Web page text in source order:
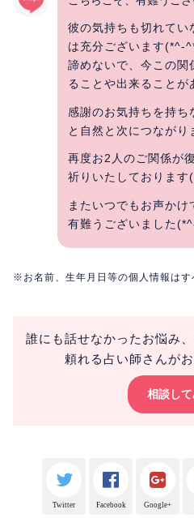
彼の気持ちも切れてい
は充分ございます(*^-
諦めないで、今この関
ることや出来ることが
感謝のお気持ちを持ち
と自然と次につながり
再度お2人のご関係が
祈りいたしております
またいつでもお声かけ
有難うございました
※お名前、生年月日等の個人情報はす
誰にも話せなかったお悩み
頼れる占い師さんが
相談し
Twitter Facebook Google+